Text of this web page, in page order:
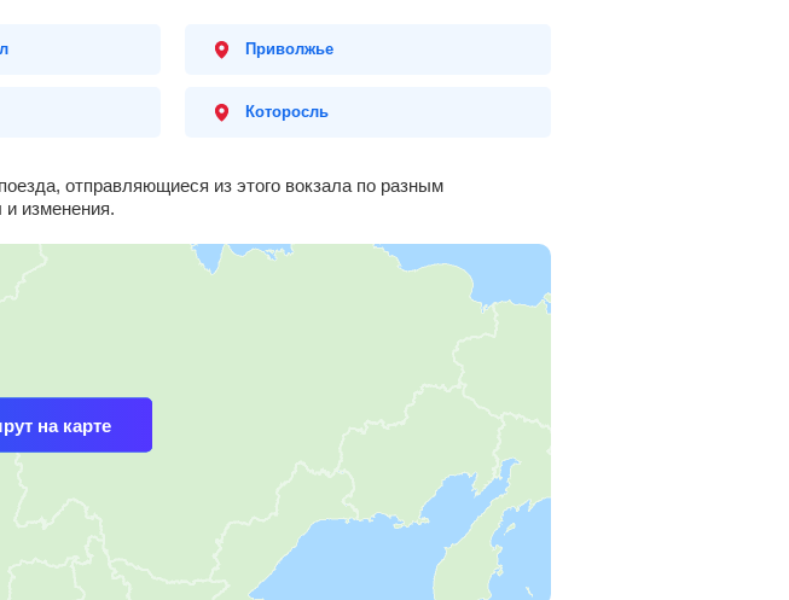
Приволжье
Которосль
отправляющиеся из этого вокзала по разным
и изменения.
на карте